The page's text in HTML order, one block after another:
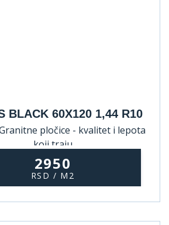
BLACK 60X120 1,44 R10
pločice - kvalitet i lepota
koji traju
2950
RSD / M2